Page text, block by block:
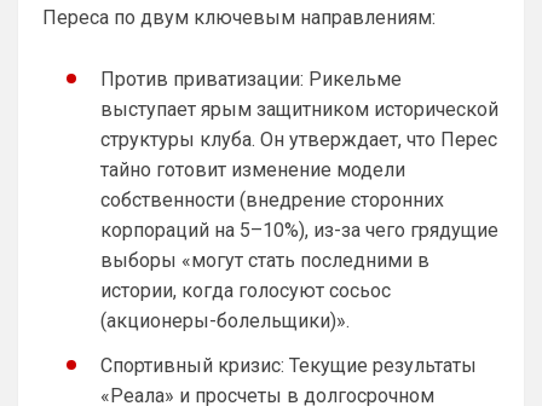
Переса по двум ключевым направлениям:
Против приватизации: Рикельме
выступает ярым защитником исторической
структуры клуба. Он утверждает, что Перес
тайно готовит изменение модели
собственности (внедрение сторонних
корпораций на 5–10%), из-за чего грядущие
выборы «могут стать последними в
истории, когда голосуют сосьос
(акционеры-болельщики)».
Спортивный кризис: Текущие результаты
«Реала» и просчеты в долгосрочном
SkaVik• 17:10
Должны смущать Лёлик и Болик, и черти
еже с ними.)
Аристократ• 19:07
Ответ для Britball
Мудрик и Гиттенс норм)
«Норм» от слова «нихрена подобного» ))
Ответ для Аристократ
А меня смущают слова Мудрик, Бадиашиле,